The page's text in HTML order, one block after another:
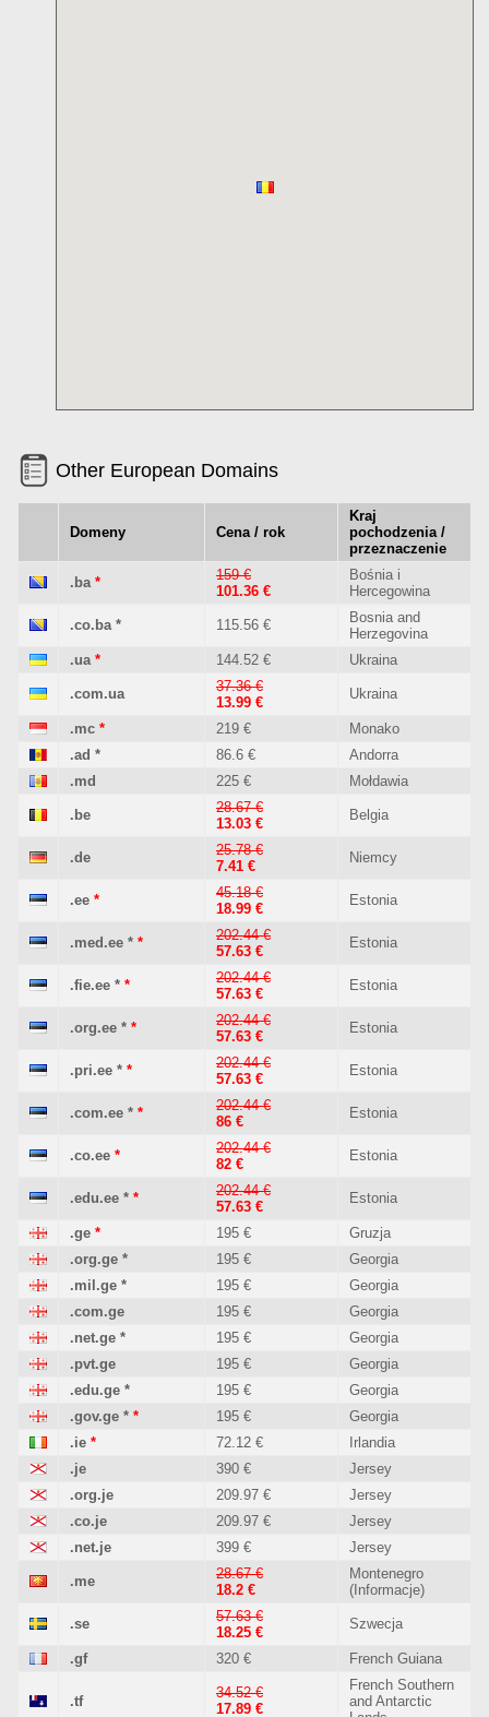
Other European Domains
Domeny Cena / rok
Kraj
pochodzenia /
przeznaczenie
.ba *
159 €
101.36 €
Bośnia i
Hercegowina
.co.ba* 115.56 €
Bosnia and
Herzegovina
.ua * 144.52 € Ukraina
.com.ua
37.36 €
13.99 €
Ukraina
.mc * 219 €
Monako
.ad * 86.6 €
Andorra
.md
225 € Mołdawia
.be
28.67 €
13.03 €
Belgia
.de
25.78 €
7.41 €
Niemcy
.ee *
45.18 €
18.99 €
Estonia
.med.ee * *
202.44 €
57.63 €
Estonia
.fie.ee * *
202.44 €
57.63 €
Estonia
.org.ee * *
202.44 €
57.63 €
Estonia
.pri.ee * *
202.44 €
57.63 €
Estonia
.com.ee * *
202.44 €
86 €
Estonia
.co.ee *
202.44 €
82 €
Estonia
.edu.ee * *
202.44 €
57.63 €
Estonia
.ge * 195 €
Gruzja
.org.ge * 195 €
Georgia
.mil.ge * 195 €
Georgia
.com.ge
195 €
Georgia
.net.ge * 195 €
Georgia
.pvt.ge
195 €
Georgia
.edu.ge * 195 €
Georgia
.gov.ge * * 195 €
Georgia
.ie * 72.12 €
Irlandia
.je
390 €
Jersey
.org.je
209.97 €
Jersey
.co.je
209.97 €
Jersey
.net.je
399 € Jersey
.me
28.67 €
18.2 €
Montenegro
(Informacje)
.se
57.63 €
18.25 €
Szwecja
.gf 320 € French Guiana
.tf
34.52 €
17.89 €
French Southern
and Antarctic